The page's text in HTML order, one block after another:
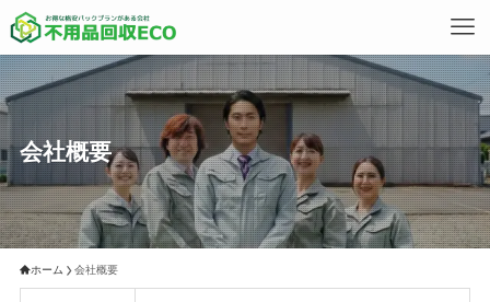
会社概要
ホーム 会社概要